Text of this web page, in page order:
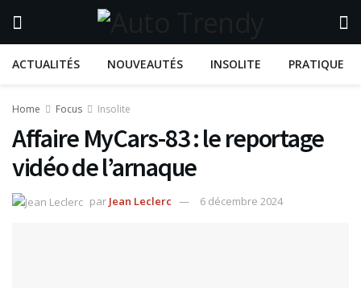
ACTUALITÉS NOUVEAUTÉS INSOLITE PRATIQUE
Home Focus Insolite
Affaire MyCars-83 : le reportage
vidéo de l’arnaque
par Jean Leclerc 6 décembre 2024